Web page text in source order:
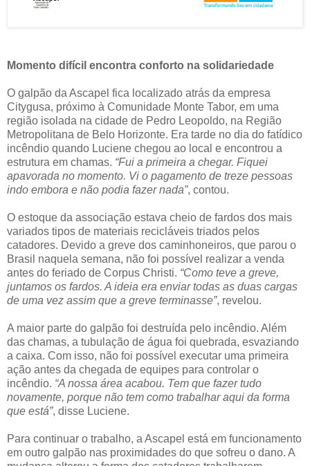
Momento difícil encontra conforto na solidariedade
O galpão da Ascapel fica localizado atrás da empresa
Citygusa, próximo à Comunidade Monte Tabor, em uma
região isolada na cidade de Pedro Leopoldo, na Região
Metropolitana de Belo Horizonte. Era tarde no dia do fatídico
incêndio quando Luciene chegou ao local e encontrou a
estrutura em chamas. “Fui a primeira a chegar. Fiquei
apavorada no momento. Vi o pagamento de treze pessoas
indo embora e não podia fazer nada”, contou.
O estoque da associação estava cheio de fardos dos mais
variados tipos de materiais recicláveis triados pelos
catadores. Devido a greve dos caminhoneiros, que parou o
Brasil naquela semana, não foi possível realizar a venda
antes do feriado de Corpus Christi. “Como teve a greve,
juntamos os fardos. A ideia era enviar todas as duas cargas
de uma vez assim que a greve terminasse”, revelou.
A maior parte do galpão foi destruída pelo incêndio. Além
das chamas, a tubulação de água foi quebrada, esvaziando
a caixa. Com isso, não foi possível executar uma primeira
ação antes da chegada de equipes para controlar o
incêndio. “A nossa área acabou. Tem que fazer tudo
novamente, porque não tem como trabalhar aqui da forma
que está”, disse Luciene.
Para continuar o trabalho, a Ascapel está em funcionamento
em outro galpão nas proximidades do que sofreu o dano. A